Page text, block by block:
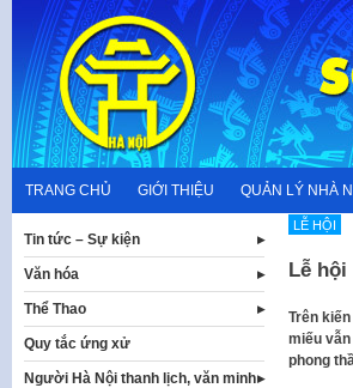
content
TRANG CHỦ GIỚI THIỆU QUẢN LÝ NHÀ
LỄ HỘI
Lễ hội
Trên
miếu
phong
Tin tức – Sự kiện
Văn hóa
Thể Thao
Quy tắc ứng xử
Người Hà Nội thanh lịch, văn minh